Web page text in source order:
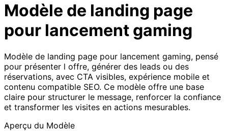
Modèle de landing page
pour lancement gaming
Modèle de landing page pour lancement gaming, pensé
pour présenter l offre, générer des leads ou des
réservations, avec CTA visibles, expérience mobile et
contenu compatible SEO. Ce modèle offre une base
claire pour structurer le message, renforcer la confiance
et transformer les visites en actions mesurables.
Aperçu du Modèle